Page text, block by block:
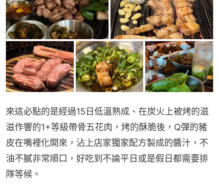
來這必點的是經過15日低溫熟成、在炭火上被烤的滋
滋作響的1+等級帶骨五花肉，烤的酥脆後，Q彈的豬
皮在嘴裡化開來，沾上店家獨家配方製成的醬汁，不
油不膩非常順口，好吃到不論平日或是假日都需要排
隊等候。